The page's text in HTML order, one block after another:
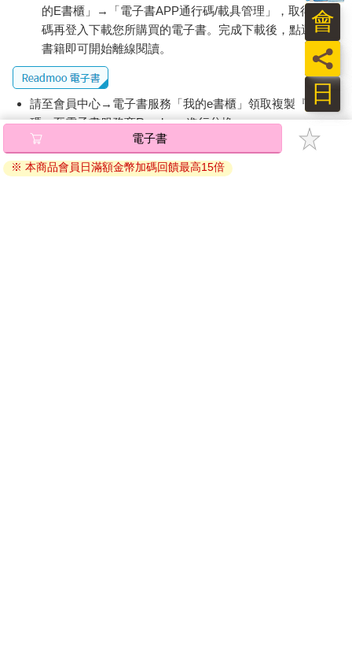
的E書櫃」→「電子書APP通行碼/載具管理」，取得通行
碼再登入下載您所購買的電子書。完成下載後，點選任一
書籍即可開始離線閱讀。
請至會員中心→電子書服務「我的e書櫃」領取複製『兌換
碼』至電子書服務商Readmoo進行兌換。
退換貨須知：
因版權保護，您在金石堂所購買的電子書僅能以金石堂專屬
日
員
會